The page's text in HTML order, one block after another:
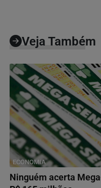
Veja Também
ECONOMIA
Ninguém acerta